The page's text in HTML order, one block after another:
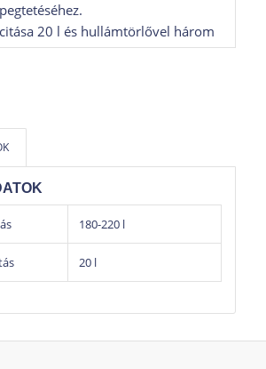
20 l és hullámtörlővel három
üzemanyagok, gyúlékony
180-220 l
20 l